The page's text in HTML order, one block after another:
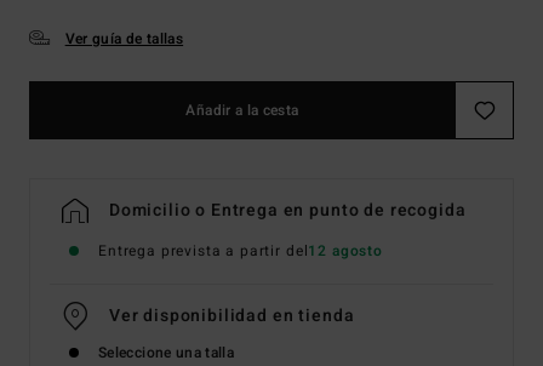
Ver guía de tallas
Añadir a la cesta
Domicilio o Entrega en punto de recogida
Entrega prevista a partir del12 agosto
Ver disponibilidad en tienda
Seleccione una talla